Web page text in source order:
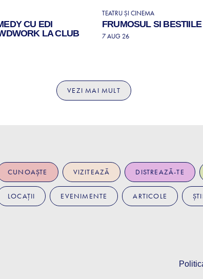
CU EDI
LA CLUB
TEATRU ȘI CINEMA
FRUMOSUL SI BESTIILE
7 AUG 26
VEZI MAI MULT
CUNOAȘTE VIZITEAZĂ DISTREAZĂ-TE
LOCAȚII EVENIMENTE ARTICOLE